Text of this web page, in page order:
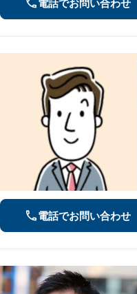
電話でお問い合わせ
電話でお問い合わせ